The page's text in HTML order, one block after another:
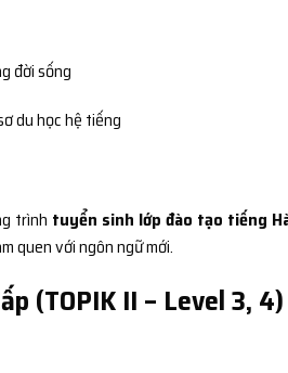
đời sống
du học hệ tiếng
trình tuyển sinh lớp đào tạo tiếng
quen với ngôn ngữ mới.
(TOPIK II – Level 3, 4)